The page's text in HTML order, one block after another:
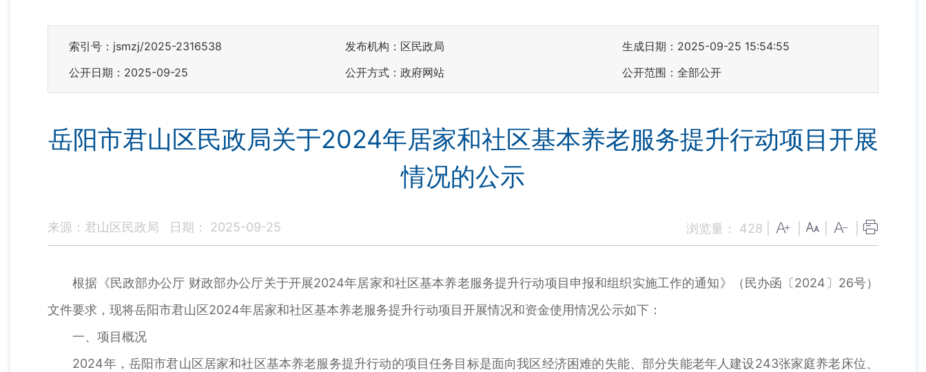
索引号：jsmzj/2025-2316538 发布机构：区民政局
生成日期：2025-09-25 15:54:55
公开日期：2025-09-25
公开方式：政府网站 公开范围：全部公开
岳阳市君山区民政局关于2024年居家和社区基本养老服务提升行动项目开展
情况的公示
来源：君山区民政局 日期： 2025-09-25 浏览量： 428
根据《民政部办公厅 财政部办公厅关于开展2024年居家和社区基本养老服务提升行动项目申报和组织实施工作的通知》（民办函〔2024〕26号）
文件要求，现将岳阳市君山区2024年居家和社区基本养老服务提升行动项目开展情况和资金使用情况公示如下：
一、项目概况
2024年，岳阳市君山区居家和社区基本养老服务提升行动的项目任务目标是面向我区经济困难的失能、部分失能老年人建设243张家庭养老床位、